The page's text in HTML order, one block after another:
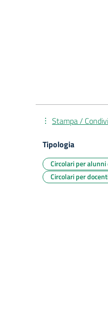
Stampa /
Tipologia
Circolari per
Circolari per